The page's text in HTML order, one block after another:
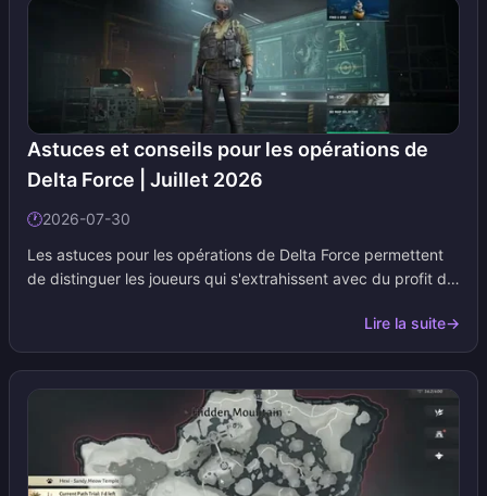
jour les tableaux au fur et à mesure que HoYoverse confirme
les kits, l'ordre des phases et les nouveaux codes.
Astuces et conseils pour les opérations de
Delta Force | Juillet 2026
🕐2026-07-30
Les astuces pour les opérations de Delta Force permettent
de distinguer les joueurs qui s'extrahissent avec du profit de
Ajoutez cette page à vos signets. Nous mettons à jour le
tableau des astuces lorsque les cartes, les départements ou
les missions de saison changent.
Lire la suite→